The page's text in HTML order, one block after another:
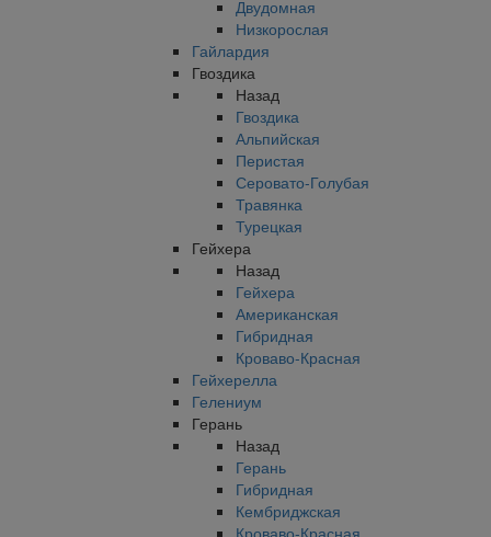
Двудомная
Низкорослая
Гайлардия
Гвоздика
Назад
Гвоздика
Альпийская
Перистая
Серовато-Голубая
Травянка
Турецкая
Гейхера
Назад
Гейхера
Американская
Гибридная
Кроваво-Красная
Гейхерелла
Гелениум
Герань
Назад
Герань
Гибридная
Кембриджская
Кроваво-Красная